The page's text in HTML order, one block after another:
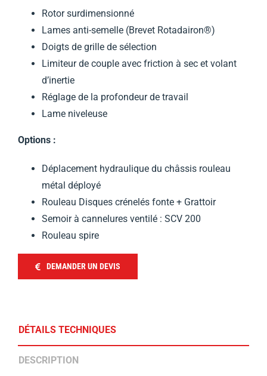
Rotor surdimensionné
Lames anti-semelle (Brevet Rotadairon®)
Doigts de grille de sélection
Limiteur de couple avec friction à sec et volant
d’inertie
Réglage de la profondeur de travail
Lame niveleuse
Options :
Déplacement hydraulique du châssis rouleau
métal déployé
Rouleau Disques crénelés fonte + Grattoir
Semoir à cannelures ventilé : SCV 200
Rouleau spire
DEMANDER UN DEVIS
DÉTAILS TECHNIQUES
DESCRIPTION